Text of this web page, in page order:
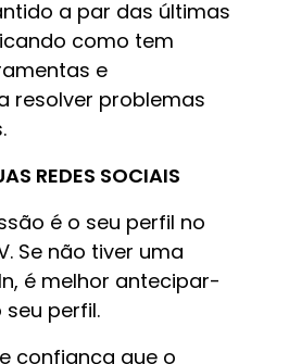
a par das últimas
como tem
e
resolver problemas
REDES SOCIAIS
é o seu perfil no
Se não tiver uma
é melhor antecipar-
perfil.
confiança que o